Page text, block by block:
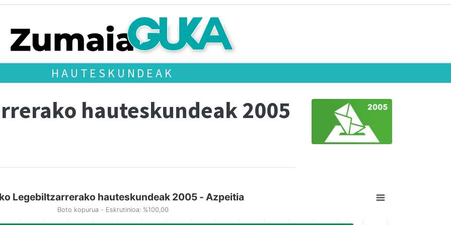
HAUTESKUNDEAK
hauteskundeak 2005
Legebiltzarrerako hauteskundeak 2005 - Azpeitia
Boto kopurua - Eskrutinioa: %100,00